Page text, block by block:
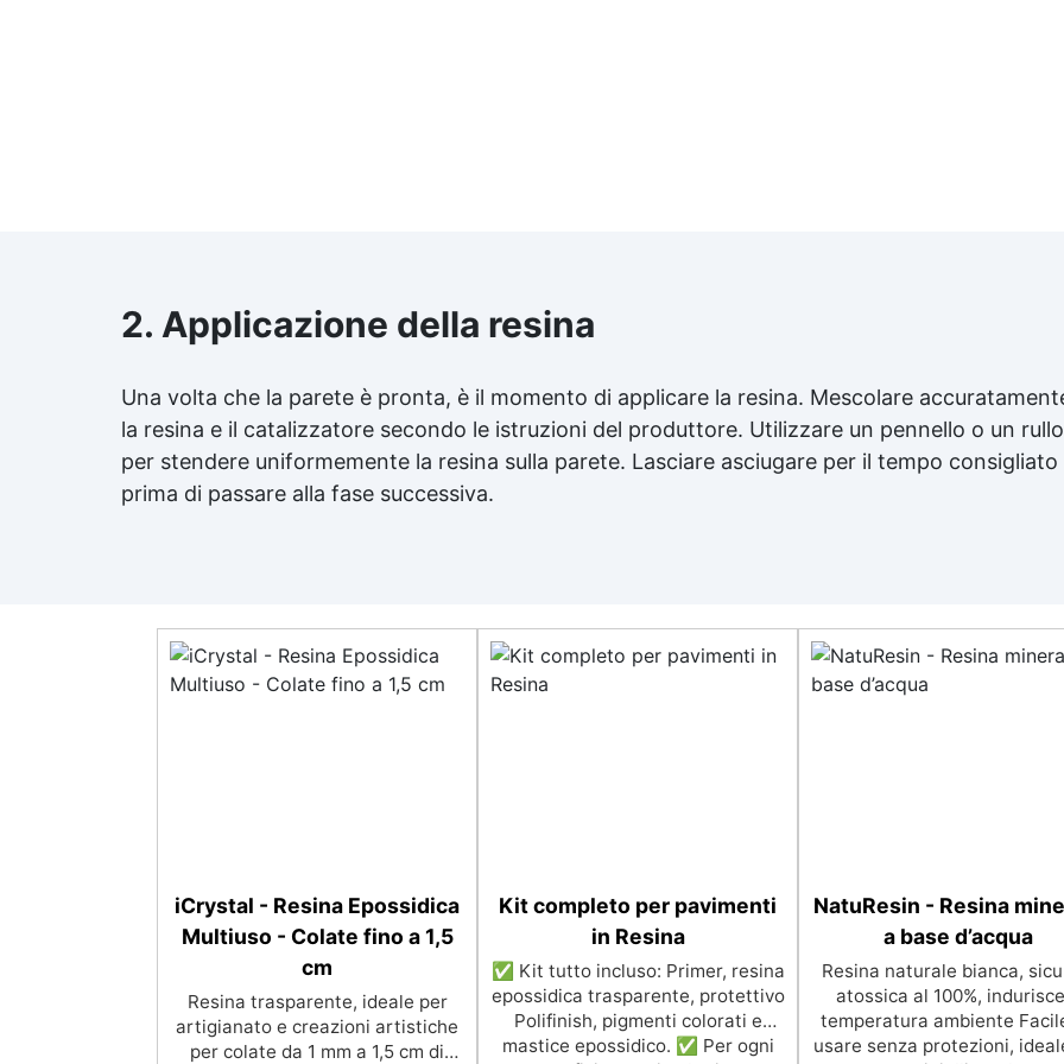
2. Applicazione della resina
Una volta che la parete è pronta, è il momento di applicare la resina. Mescolare
la resina e il catalizzatore secondo le istruzioni del produttore. Utilizzare un pennello o un rullo
per stendere uniformemente la resina sulla parete. Lasciare asciugare per il tempo consigliato
prima di passare alla fase successiva.
iCrystal - Resina Epossidica
Multiuso - Colate fino a 1,5
cm
Resina trasparente, ideale per
artigianato e creazioni artistiche
per colate da 1 mm a 1,5 cm di
Kit completo per pavimenti
in Resina
✅ Kit tutto incluso: Primer, resina
epossidica trasparente, protettivo
Polifinish, pigmenti colorati e
mastice epossidico. ✅ Per ogni
NatuResin - Resina
a base d’acqua
Resina naturale bianca,
atossica al 100%,
temperatura ambiente
usare senza protezioni,